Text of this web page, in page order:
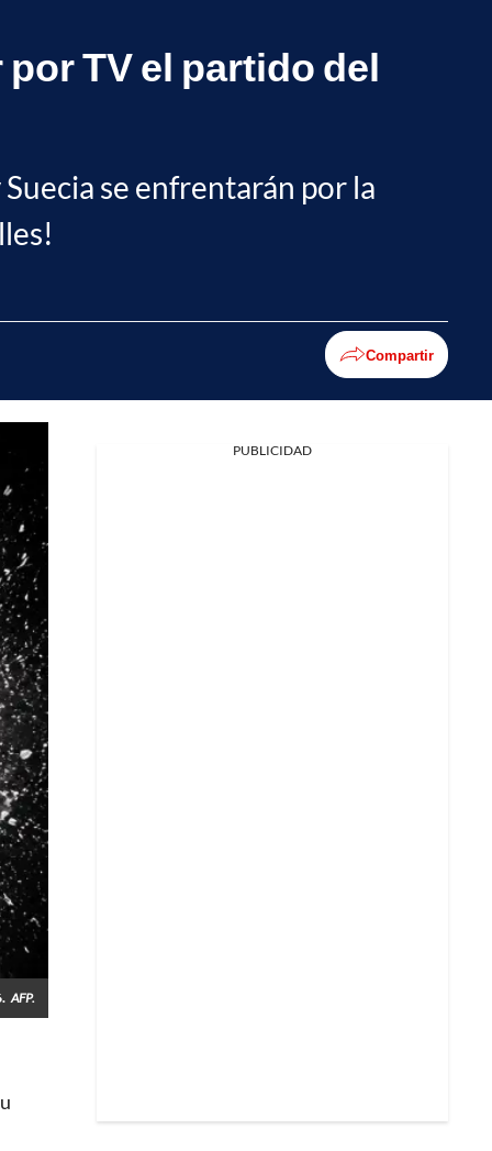
TV el partido del
se enfrentarán por la
Compartir
AFP.
PUBLICIDAD